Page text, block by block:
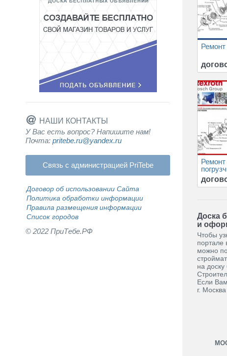
НАШИ КОНТАКТЫ
У Вас есть вопрос? Напишите нам!
Почта: pritebe.ru@yandex.ru
Связь с администрацией PriTebe
Договор об использовании Сайта
Политика обработки информации
Правила размещения информации
Список городов
© 2022 ПриТебе.РФ
Ремонт
Ремонт
Доска
и
Чтобы
портале
можно
на
Если
г.